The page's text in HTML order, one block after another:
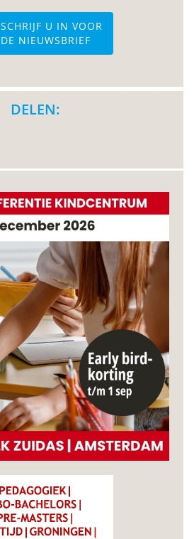
SCHRIJF U IN VOOR
DE NIEUWSBRIEF
DELEN: